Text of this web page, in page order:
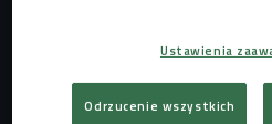
Pierwszą jej odsłoną był projekt
roku, który spotkał się z dużym
Ustawienia
Odrzucenie wszystkich